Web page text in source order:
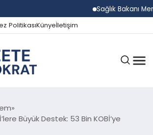
Sağlık Bakanı
PolitikasıKünyeİletişim
Büyük Destek: 53 Bin KOBİ’ye